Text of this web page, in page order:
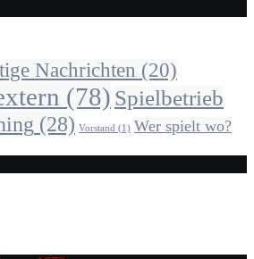
Nachrichten (20)
(78) Spielbetrieb
(28) Vorstand (1) Wer spielt wo?